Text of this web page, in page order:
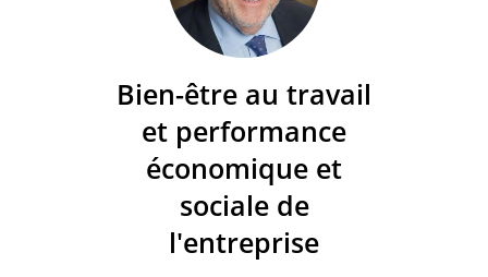
Bien-être au travail
et performance
économique et
sociale de
l'entreprise